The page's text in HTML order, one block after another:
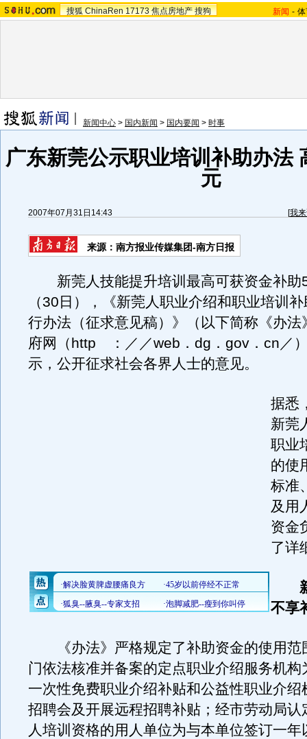
搜狐 ChinaRen 17173 焦点房地产 搜狗 新闻 -
新闻中心 > 国内新闻 > 国内要闻 > 时事
广东新莞公示职业培训补助办法
元
2007年07月31日14:43 [我
来源：南方报业传媒集团-南方日报
新莞人技能提升培训最高可获资金补助
（30日），《新莞人职业介绍和职业培训
行办法（征求意见稿）》（以下简称《办法
府网（http ：／／web．dg．gov．cn／
示，公开征求社会各界人士的意见。
据悉
新莞
职业
的使
标准
及用
资金
了详
新
不享
《办法》严格规定了补助资金的使用范
门依法核准并备案的定点职业介绍服务机构
一次性免费职业介绍补贴和公益性职业介绍
招聘会及开展远程招聘补贴；经市劳动局认
人培训资格的用人单位为与本单位签订一年